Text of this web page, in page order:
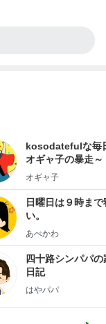
kosodatefulな毎
オギャ子の暴走～
オギャ子
日曜日は９時まで
い。
あべかわ
四十路シンパパの
日記
はやパパ